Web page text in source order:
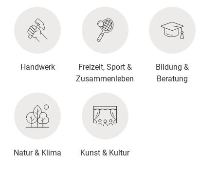
Handwerk
Freizeit, Sport &
Zusammenleben
Bildung &
Beratung
Natur & Klima Kunst & Kultur